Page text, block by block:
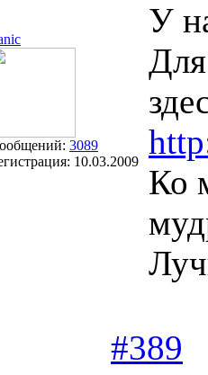
3089
10.03.2009
У
Ко
#389